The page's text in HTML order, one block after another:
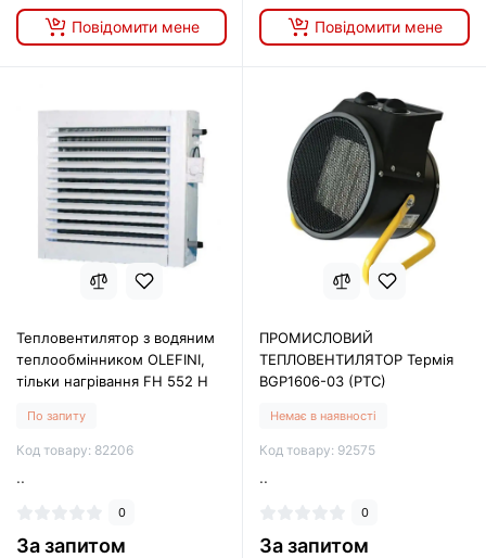
Повідомити мене Повідомити мене
Тепловентилятор з водяним
теплообмінником OLEFINI,
тільки нагрівання FH 552 H
По запиту
Код товару: 82206
..
0
За запитом
ПРОМИСЛОВИЙ
ТЕПЛОВЕНТИЛЯТОР Термія
BGP1606-03 (РТС)
Немає в наявності
Код товару: 92575
..
0
За запитом